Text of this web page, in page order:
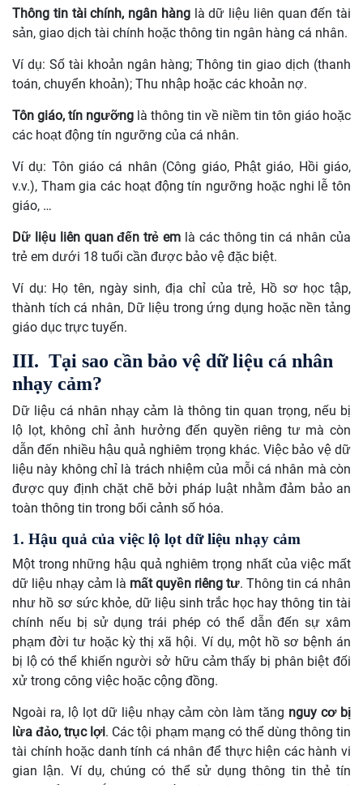
Thông tin tài chính, ngân hànglà dữ liệu liên quan đến tài
sản, giao dịch tài chính hoặc thông tin ngân hàng cá nhân.
Ví dụ: Số tài khoản ngân hàng; Thông tin giao dịch (thanh
toán, chuyển khoản); Thu nhập hoặc các khoản nợ.
Tôn giáo, tín ngưỡng là thông tin về niềm tin tôn giáo hoặc
các hoạt động tín ngưỡng của cá nhân.
Ví dụ: Tôn giáo cá nhân (Công giáo, Phật giáo, Hồi giáo,
v.v.), Tham gia các hoạt động tín ngưỡng hoặc nghi lễ tôn
giáo, …
Dữ liệu liên quan đến trẻ em là các thông tin cá nhân của
trẻ em dưới 18 tuổi cần được bảo vệ đặc biệt.
Ví dụ: Họ tên, ngày sinh, địa chỉ của trẻ, Hồ sơ học tập,
thành tích cá nhân, Dữ liệu trong ứng dụng hoặc nền tảng
giáo dục trực tuyến.
III. Tại sao cần bảo vệ dữ liệu cá nhân
nhạy cảm?
Dữ liệu cá nhân nhạy cảm là thông tin quan trọng, nếu bị
lộ lọt, không chỉ ảnh hưởng đến quyền riêng tư mà còn
dẫn đến nhiều hậu quả nghiêm trọng khác. Việc bảo vệ dữ
liệu này không chỉ là trách nhiệm của mỗi cá nhân mà còn
được quy định chặt chẽ bởi pháp luật nhằm đảm bảo an
toàn thông tin trong bối cảnh số hóa.
1. Hậu quả của việc lộ lọt dữ liệu nhạy cảm
Một trong những hậu quả nghiêm trọng nhất của việc mất
dữ liệu nhạy cảm là mất quyền riêng tư. Thông tin cá nhân
như hồ sơ sức khỏe, dữ liệu sinh trắc học hay thông tin tài
chính nếu bị sử dụng trái phép có thể dẫn đến sự xâm
phạm đời tư hoặc kỳ thị xã hội. Ví dụ, một hồ sơ bệnh án
bị lộ có thể khiến người sở hữu cảm thấy bị phân biệt đối
xử trong công việc hoặc cộng đồng.
Ngoài ra, lộ lọt dữ liệu nhạy cảm còn làm tăng nguy cơ bị
lừa đảo, trục lợi. Các tội phạm mạng có thể dùng thông tin
tài chính hoặc danh tính cá nhân để thực hiện các hành vi
gian lận. Ví dụ, chúng có thể sử dụng thông tin thẻ tín